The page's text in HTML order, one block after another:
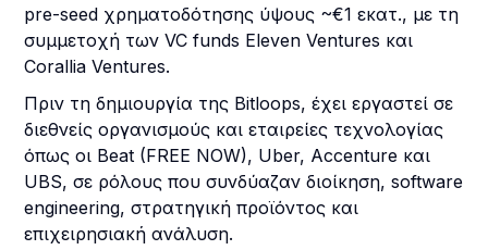
pre-seed χρηματοδότησης ύψους ~€1 εκατ., με τη
συμμετοχή των VC funds Eleven Ventures και
Corallia Ventures.
Πριν τη δημιουργία της Bitloops, έχει εργαστεί σε
διεθνείς οργανισμούς και εταιρείες τεχνολογίας
όπως οι Beat (FREE NOW), Uber, Accenture και
UBS, σε ρόλους που συνδύαζαν διοίκηση, software
engineering, στρατηγική προϊόντος και
επιχειρησιακή ανάλυση.